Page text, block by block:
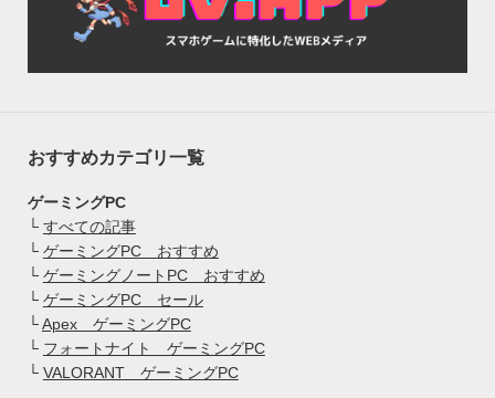
おすすめカテゴリ一覧
ゲーミングPC
└ すべての記事
└ ゲーミングPC おすすめ
└ ゲーミングノートPC おすすめ
└ ゲーミングPC セール
└Apex ゲーミングPC
└ フォートナイト ゲーミングPC
└ VALORANT ゲーミングPC